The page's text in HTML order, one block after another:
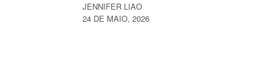
JENNIFER LIAO
24 DE MAIO, 2026